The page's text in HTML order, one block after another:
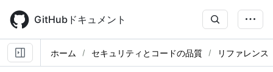
main
content
GitHubドキュメント
ホーム セキュリティとコードの品質 リファレンス